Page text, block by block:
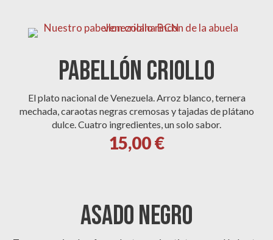
PABELLÓN CRIOLLO
El plato nacional de Venezuela. Arroz blanco, ternera
mechada, caraotas negras cremosas y tajadas de plátano
dulce. Cuatro ingredientes, un solo sabor.
15,00 €
ASADO NEGRO